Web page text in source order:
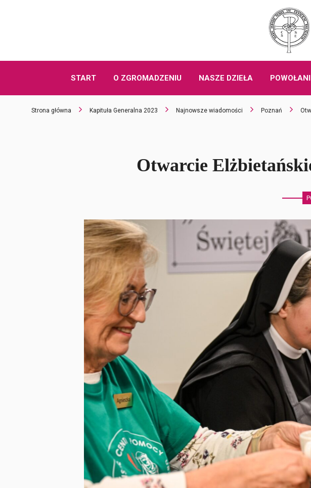
START O ZGROMADZENIU NASZE DZIEŁA
Strona główna Kapituła Generalna 2023 Najnowsze wiadomości Poznań
Otwarcie